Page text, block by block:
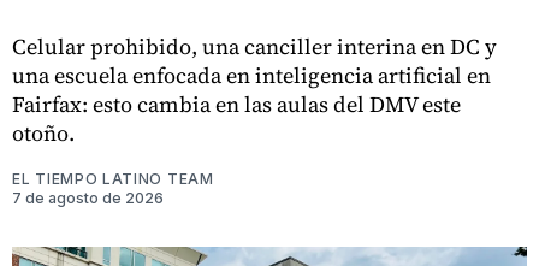
Celular prohibido, una canciller interina en DC y
una escuela enfocada en inteligencia artificial en
Fairfax: esto cambia en las aulas del DMV este
otoño.
EL TIEMPO LATINO TEAM
7 de agosto de 2026